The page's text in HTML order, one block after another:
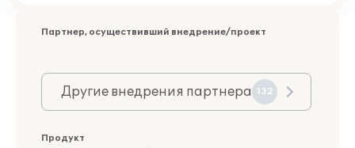
Партнер, осуществивший внедрение/проект
Другие внедрения партнера 132
Продукт